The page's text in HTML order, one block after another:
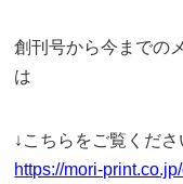
創刊号から今までの
は
↓こちらをご覧くださ
https://mori-